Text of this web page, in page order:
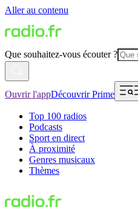
Aller au contenu
Que souhaitez-vous écouter ?
Ouvrir l'appDécouvrir Prime
Top 100 radios
Podcasts
Sport en direct
À proximité
Genres musicaux
Thèmes